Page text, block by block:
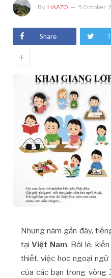
By HAATO 5 October,
Share
+
Những năm gần đây,
tạiViệt Nam. Bởi lẽ,
thiết, việc học ngoại
của các bạn trong vòng